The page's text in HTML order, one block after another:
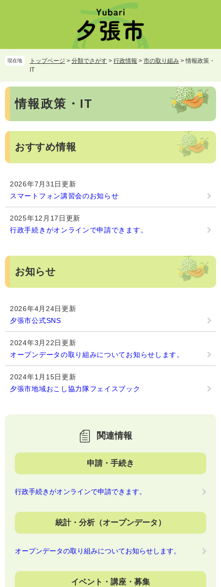
頭
で
飛
ば
て
へ
現在地 トップページ > 分類でさがす > 行政情報 > 市の取り組み >情報政策・
IT
本
情報政策・IT
おすすめ情報
2026年7月31日更新
スマートフォン講習会のお知らせ
2025年12月17日更新
行政手続きがオンラインで申請できます。
お知らせ
2026年4月24日更新
夕張市公式SNS
2024年3月22日更新
オープンデータの取り組みについてお知らせします。
2024年1月15日更新
夕張市地域おこし協力隊フェイスブック
関連情報
申請・手続き
行政手続きがオンラインで申請できます。
統計・分析（オープンデータ）
オープンデータの取り組みについてお知らせします。
イベント・講座・募集